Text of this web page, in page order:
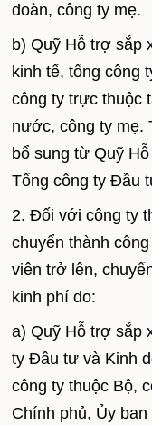
đoàn, công ty mẹ.
b) Quỹ Hỗ trợ sắp
kinh tế, tổng công
công ty trực thuộc
nước, công ty mẹ.
bổ sung từ Quỹ
Tổng công ty Đầu
2. Đối với công ty
chuyển thành
viên trở lên,
kinh phí do:
a) Quỹ Hỗ trợ sắp
ty Đầu tư và Kinh
công ty thuộc Bộ,
Chính phủ, Ủy